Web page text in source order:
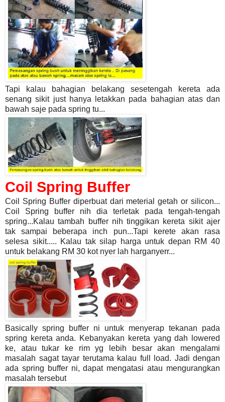
Tapi kalau bahagian belakang sesetengah kereta ada
senang sikit just hanya letakkan pada bahagian atas dan
bawah saje pada spring tu...
Coil Spring Buffer
Coil Spring Buffer diperbuat dari meterial getah or silicon...
Coil Spring buffer nih dia terletak pada tengah-tengah
spring...Kalau tambah buffer nih tinggikan kereta sikit ajer
tak sampai beberapa inch pun...Tapi kerete akan rasa
selesa sikit..... Kalau tak silap harga untuk depan RM 40
untuk belakang RM 30 kot nyer lah harganyerr...
Basically spring buffer ni untuk menyerap tekanan pada
spring kereta anda. Kebanyakan kereta yang dah lowered
ke, atau tukar ke rim yg lebih besar akan mengalami
masalah sagat tayar terutama kalau full load. Jadi dengan
ada spring buffer ni, dapat mengatasi atau mengurangkan
masalah tersebut